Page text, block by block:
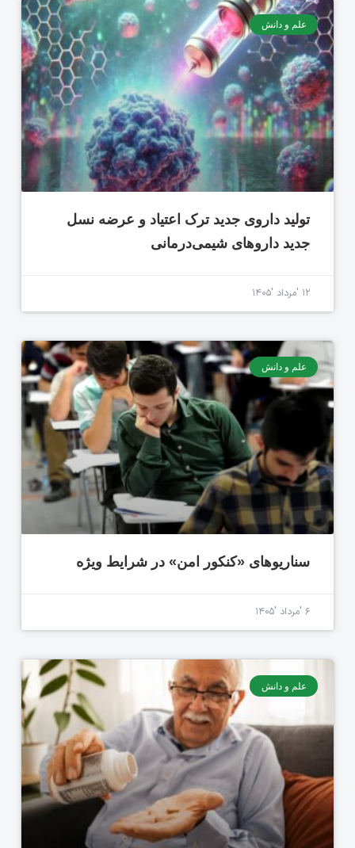
علم و دانش
تولید داروی جدید ترک اعتیاد و عرضه نسل
جدید داروهای شیمی‌درمانی
۱۲ 'مرداد '۱۴۰۵
علم و دانش
سناریوهای «کنکور امن» در شرایط ویژه
۶ 'مرداد '۱۴۰۵
علم و دانش